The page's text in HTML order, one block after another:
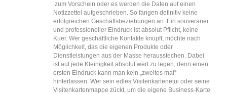
zum Vorschein oder es werden die Daten auf einen
Notizzettel aufgeschrieben. So fangen definitiv keine
erfolgreichen Geschäftsbeziehungen an. Ein souveräner
und professioneller Eindruck ist absolut Pflicht, keine
Kuer. Wer geschäftliche Kontakte knüpft, möchte nach
Möglichkeit, das die eigenen Produkte oder
Dienstleistungen aus der Masse herausstechen. Dabei
ist auf jede Kleinigkeit absolut wert zu legen, denn einen
ersten Eindruck kann man kein „zweites mal“
hinterlassen. Wer sein edles Visitenkartenetui oder seine
Visitenkartenmappe zückt, um die eigene Business-Karte